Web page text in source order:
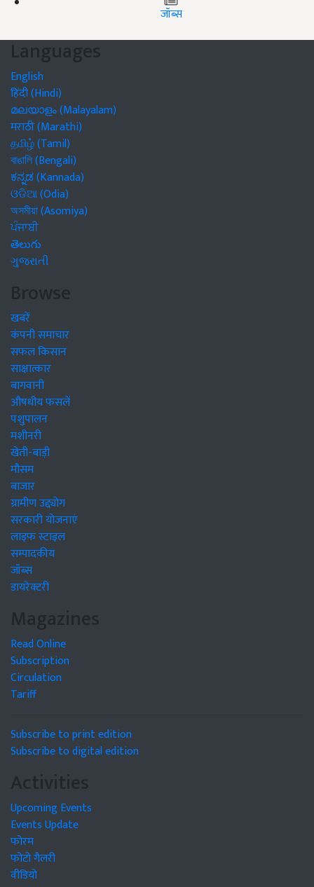
जॉब्स
Languages
English
हिंदी (Hindi)
മലയാളം (Malayalam)
मराठी (Marathi)
தமிழ் (Tamil)
বাঙালি (Bengali)
ಕನ್ನಡ (Kannada)
ଓଡିଆ (Odia)
অসমীয়া (Asomiya)
ਪੰਜਾਬੀ
తెలుగు
ગુજરાતી
Browse
खबरें
कंपनी समाचार
सफल किसान
साक्षात्कार
बागवानी
औषधीय फसलें
पशुपालन
मशीनरी
खेती-बाड़ी
मौसम
बाजार
ग्रामीण उद्द्योग
सरकारी योजनाएं
लाइफ स्टाइल
सम्पादकीय
जॉब्स
डायरेक्टरी
Magazines
Read Online
Subscription
Circulation
Tariff
Subscribe to print edition
Subscribe to digital edition
Activities
Upcoming Events
Events Update
फोरम
फोटो गैलरी
वीडियो